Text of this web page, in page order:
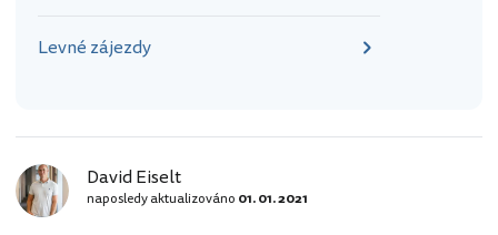
Levné zájezdy
David Eiselt
naposledy aktualizováno 01. 01. 2021